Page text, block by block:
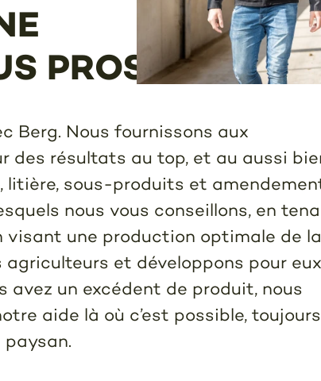
PROSPÈRE
Berg. Nous fournissons aux
des résultats au top, et au aussi
litière, sous-produits et
nous vous conseillons, en
visant une production optimale de
et développons pour eux
avez un excédent de produit, nous
aide là où c’est possible, toujours
paysan.